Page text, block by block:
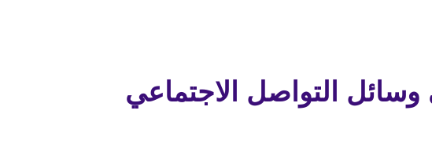
وسائل التواصل الاجتماعي